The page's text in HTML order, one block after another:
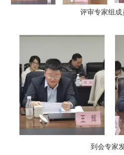
评审专家组成
到会专家